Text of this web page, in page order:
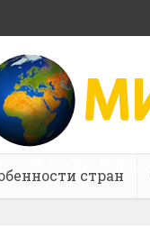
стран